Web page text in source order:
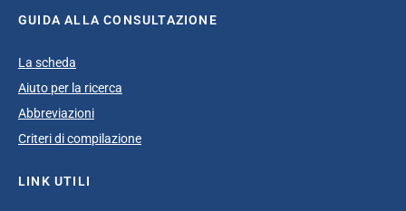
GUIDA ALLA CONSULTAZIONE
La scheda
Aiuto per la ricerca
Abbreviazioni
Criteri di compilazione
LINK UTILI